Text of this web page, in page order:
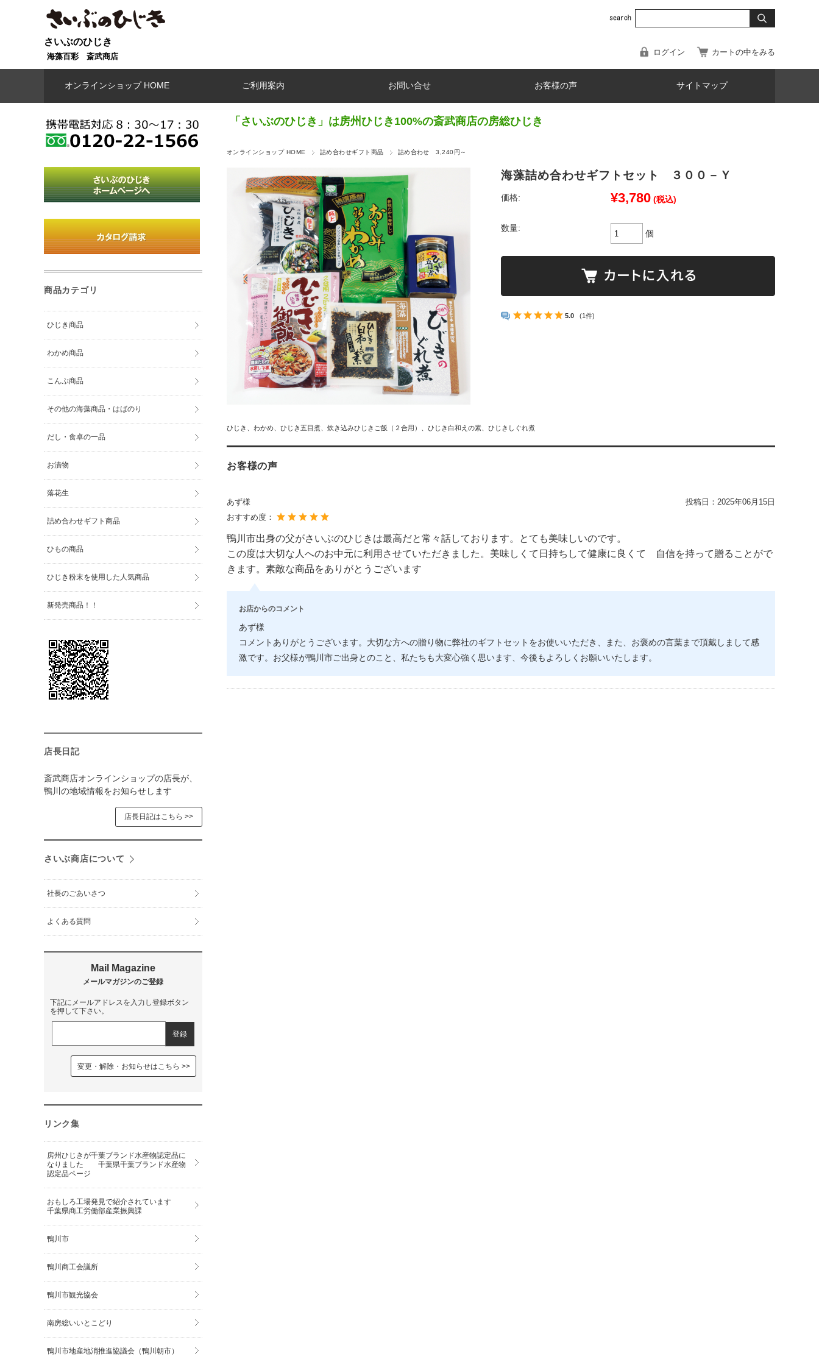
さいぶのひじき
海藻百彩 斎武商店 ログイン カートの中をみる
オンラインショップ HOME ご利用案内 お問い合せ お客様の声 サイトマップ
「さいぶのひじき」は房州ひじき100%の斎武商店の房総ひじき
オンラインショップ HOME 詰め合わせギフト商品 詰め合わせ 3,240円～
海藻詰め合わせギフトセット ３００－Ｙ
価格: ¥3,780 (税込)
数量:
個
5.0 (1件)
ひじき、わかめ、ひじき五目煮、炊き込みひじきご飯（２合用）、ひじき白和えの素、ひじきしぐれ煮
お客様の声
あず様 投稿日： 2025年06月15日
おすすめ度：
鴨川市出身の父がさいぶのひじきは最高だと常々話しております。とても美味しいのです。
この度は大切な人へのお中元に利用させていただきました。美味しくて日持ちして健康に良くて 自信を持って贈ることがで
きます。素敵な商品をありがとうございます
お店からのコメント
あず様
コメントありがとうございます。大切な方への贈り物に弊社のギフトセットをお使いいただき、また、お褒めの言葉まで頂戴しまして感
激です。お父様が鴨川市ご出身とのこと、私たちも大変心強く思います、今後もよろしくお願いいたします。
商品カテゴリ
ひじき商品
わかめ商品
こんぶ商品
その他の海藻商品・はばのり
だし・食卓の一品
お漬物
落花生
詰め合わせギフト商品
ひもの商品
ひじき粉末を使用した人気商品
新発売商品！！
店長日記
斎武商店オンラインショップの店長が、
鴨川の地域情報をお知らせします
店長日記はこちら >>
さいぶ商店について
社長のごあいさつ
よくある質問
下記にメールアドレスを入力し登録ボタン
を押して下さい。
変更・解除・お知らせはこちら
リンク集
房州ひじきが千葉ブランド水産物認定品に
なりました 千葉県千葉ブランド水産物
認定品ページ
おもしろ工場発見で紹介されています
千葉県商工労働部産業振興課
鴨川市
鴨川商工会議所
鴨川市観光協会
南房総いいとこどり
鴨川市地産地消推進協議会（鴨川朝市）